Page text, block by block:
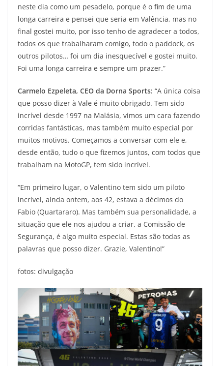
neste dia como um pesadelo, porque é o fim de uma
longa carreira e pensei que seria em Valência, mas no
final gostei muito, por isso tenho de agradecer a todos,
todos os que trabalharam comigo, todo o paddock, os
outros pilotos… foi um dia inesquecível e gostei muito.
Foi uma longa carreira e sempre um prazer.”
Carmelo Ezpeleta, CEO da Dorna Sports: “A única coisa
que posso dizer à Vale é muito obrigado. Tem sido
incrível desde 1997 na Malásia, vimos um cara fazendo
corridas fantásticas, mas também muito especial por
muitos motivos. Começamos a conversar com ele e,
desde então, tudo o que fizemos juntos, com todos que
trabalham na MotoGP, tem sido incrível.
“Em primeiro lugar, o Valentino tem sido um piloto
incrível, ainda ontem, aos 42, estava a décimos do
Fabio (Quartararo). Mas também sua personalidade, a
situação que ele nos ajudou a criar, a Comissão de
Segurança, é algo muito especial. Estas são todas as
palavras que posso dizer. Grazie, Valentino!”
fotos: divulgação